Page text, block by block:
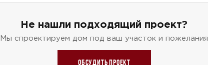
Не нашли подходящий проект?
Мы спроектируем дом под ваш участок и пожелания
Обсудить проект